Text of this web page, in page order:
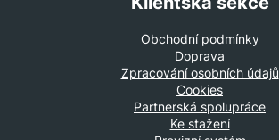
Obchodní podmínky
Doprava
Zpracování osobních údajů
Cookies
Partnerská spolupráce
Ke stažení